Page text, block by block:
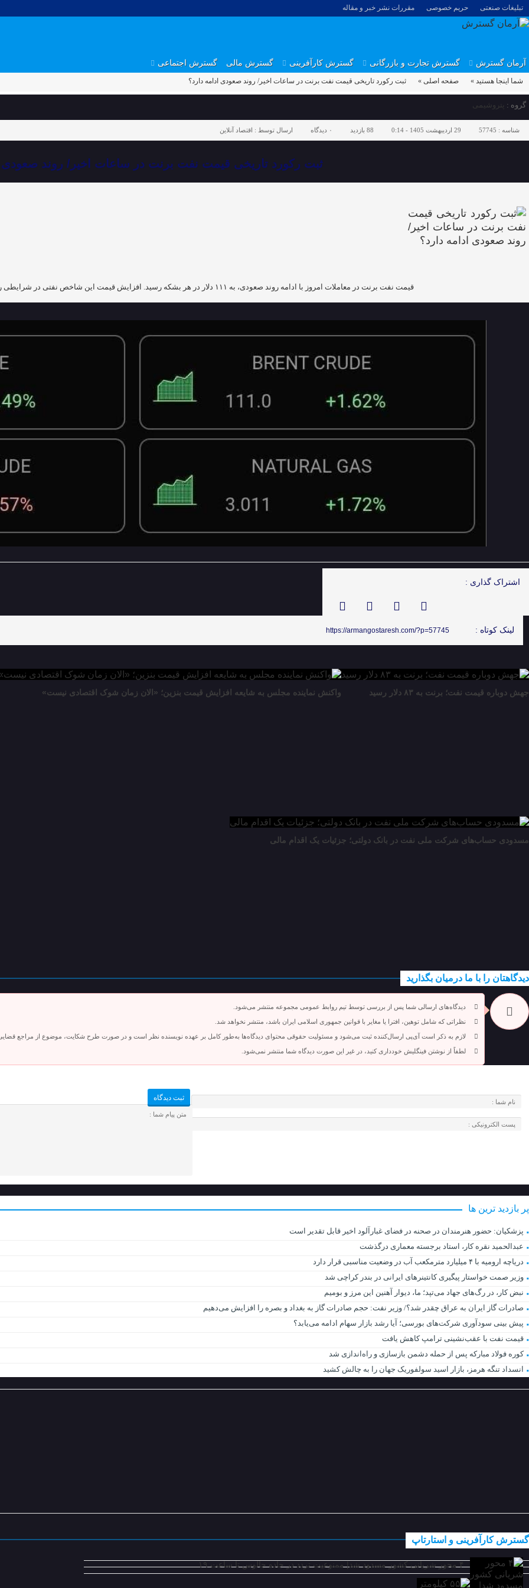
تبلیغات صنعتی حریم خصوصی مقررات نشر خبر و مقاله
آرمان گسترش گسترش تجارت و بازرگانی گسترش کارآفرینی گسترش مالی گسترش اجتماعی
شما اینجا هستید » صفحه اصلی » ثبت رکورد تاریخی قیمت نفت برنت در ساعات اخیر/ روند صعودی ادامه دارد؟
گروه : پتروشیمی
شناسه : 57745 29 اردیبهشت 1405 - 0:14 88 بازدید ۰ دیدگاه ارسال توسط : اقتصاد آنلاین
ثبت رکورد تاریخی قیمت نفت برنت در ساعات اخیر/ روند صعودی
قیمت نفت برنت در معاملات امروز با ادامه روند صعودی، به ۱۱۱ دلار در هر بشکه رسید. افزایش قیمت این شاخص نفتی در شرایطی رخ داده که بازار‌های جهانی همچنان تحت تأثیر تحولات عرضه و تقاضا قرار دارند.
اشتراک گذاری :
لینک کوتاه : https://armangostaresh.com/?p=57745
جهش دوباره قیمت نفت؛ برنت به ۸۳ دلار رسید واکنش نماینده مجلس به شایعه افزایش قیمت بنزین؛ «الان زمان شوک اقتصادی نیست»
مسدودی حساب‌های شرکت ملی نفت در بانک دولتی؛ جزئیات یک اقدام مالی
دیدگاهتان را با ما درمیان بگذارید
دیدگاه‌های ارسالی شما پس از بررسی توسط تیم روابط عمومی مجموعه منتشر می‌شود.
نظراتی که شامل توهین، افترا یا مغایر با قوانین جمهوری اسلامی ایران باشد، منتشر نخواهد شد.
لازم به ذکر است آی‌پی ارسال‌کننده ثبت می‌شود و مسئولیت حقوقی محتوای دیدگاه‌ها به‌طور کامل بر عهده نویسنده نظر است و در صورت طرح شکایت، موضوع از مراجع قضایی
لطفاً از نوشتن فینگلیش خودداری کنید، در غیر این صورت دیدگاه شما منتشر نمی‌شود.
پر بازدید ترین ها
پزشکیان: حضور هنرمندان در صحنه در فضای غبارآلود اخیر قابل تقدیر است
عبدالحمید نقره کار، استاد برجسته معماری درگذشت
دریاچه ارومیه با ۴ میلیارد مترمکعب آب در وضعیت مناسبی قرار دارد
وزیر صمت خواستار پیگیری کانتینرهای ایرانی در بندر کراچی شد
نبض کار، در رگ‌های جهاد می‌تپد؛ ما، دیوار آهنین این مرز و بومیم
صادرات گاز ایران به عراق چقدر شد؟/ وزیر نفت: حجم صادرات گاز به بغداد و بصره را افزایش می‌دهیم
پیش بینی سودآوری شرکت‌های بورسی؛ آیا رشد بازار سهام ادامه می‌یابد؟
قیمت نفت با عقب‌نشینی ترامپ کاهش یافت
کوره فولاد مبارکه پس از حمله دشمن بازسازی و راه‌اندازی شد
انسداد تنگه هرمز، بازار اسید سولفوریک جهان را به چالش کشید
گسترش کارآفرینی و استارتاپ
۴ محور شریانی کشور مسدود شد| ممنوعیت تردد در جاده چالوس تا ساعت ۱۹